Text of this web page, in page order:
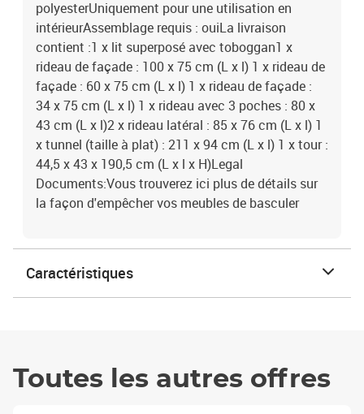
polyesterUniquement pour une utilisation en
intérieurAssemblage requis : ouiLa livraison
contient :1 x lit superposé avec toboggan1 x
rideau de façade : 100 x 75 cm (L x l) 1 x rideau de
façade : 60 x 75 cm (L x l) 1 x rideau de façade :
34 x 75 cm (L x l) 1 x rideau avec 3 poches : 80 x
43 cm (L x l)2 x rideau latéral : 85 x 76 cm (L x l) 1
x tunnel (taille à plat) : 211 x 94 cm (L x l) 1 x tour :
44,5 x 43 x 190,5 cm (L x l x H)Legal
Documents:Vous trouverez ici plus de détails sur
la façon d'empêcher vos meubles de basculer
Caractéristiques
Toutes les autres offres